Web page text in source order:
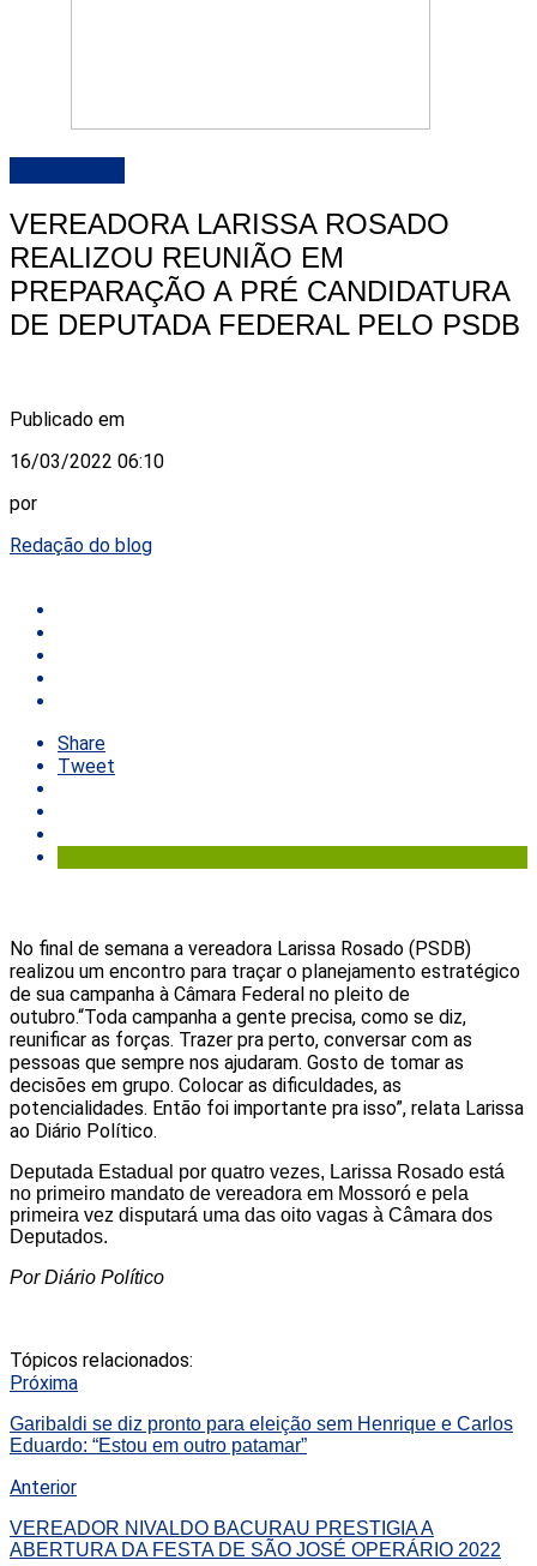
VEREADORA LARISSA ROSADO
REALIZOU REUNIÃO EM
PREPARAÇÃO A PRÉ CANDIDATURA
DE DEPUTADA FEDERAL PELO PSDB
Publicado em
16/03/2022 06:10
por
Redação do blog
Share
Tweet
No final de semana a vereadora Larissa Rosado (PSDB)
realizou um encontro para traçar o planejamento estratégico
de sua campanha à Câmara Federal no pleito de
outubro.“Toda campanha a gente precisa, como se diz,
reunificar as forças. Trazer pra perto, conversar com as
pessoas que sempre nos ajudaram. Gosto de tomar as
decisões em grupo. Colocar as dificuldades, as
potencialidades. Então foi importante pra isso”, relata Larissa
ao Diário Político.
Deputada Estadual por quatro vezes, Larissa Rosado está
no primeiro mandato de vereadora em Mossoró e pela
primeira vez disputará uma das oito vagas à Câmara dos
Deputados.
Por Diário Político
Tópicos relacionados:
Próxima
Garibaldi se diz pronto para eleição sem Henrique e Carlos
Eduardo: “Estou em outro patamar”
Anterior
VEREADOR NIVALDO BACURAU PRESTIGIA A
ABERTURA DA FESTA DE SÃO JOSÉ OPERÁRIO 2022